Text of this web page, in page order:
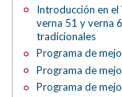
Introducción en el
verna 51 y verna
tradicionales
Programa de
Programa de
Programa de